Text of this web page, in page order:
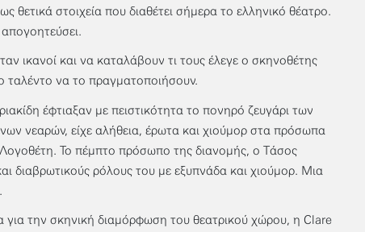
θετικά στοιχεία που διαθέτει σήμερα το ελληνικό θέατρο.
ικανοί και να καταλάβουν τι τους έλεγε ο σκηνοθέτης
ταλέντο να το πραγματοποιήσουν.
έφτιαξαν με πειστικότητα το πονηρό ζευγάρι των
νεαρών, είχε αλήθεια, έρωτα και χιούμορ στα πρόσωπα
Το πέμπτο πρόσωπο της διανομής, ο Τάσος
διαβρωτικούς ρόλους του με εξυπνάδα και χιούμορ. Μια
την σκηνική διαμόρφωση του θεατρικού χώρου, η Clare